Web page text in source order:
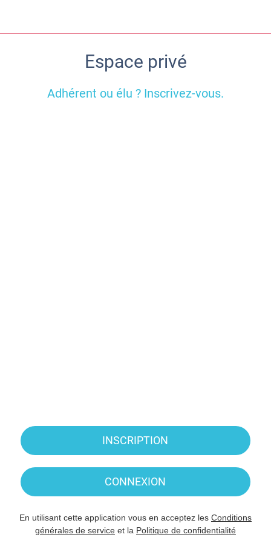
Espace privé
Adhérent ou élu ? Inscrivez-vous.
INSCRIPTION
CONNEXION
En utilisant cette application vous en acceptez les Conditions
générales de service et la Politique de confidentialité